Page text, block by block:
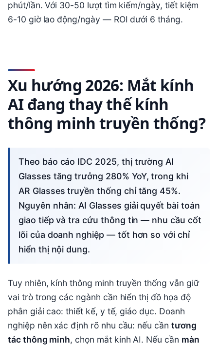
phút/lần. Với 30-50 lượt tìm kiếm/ngày, tiết kiệm
6-10 giờ lao động/ngày — ROI dưới 6 tháng.
Xu hướng 2026: Mắt kính
AI đang thay thế kính
thông minh truyền thống?
Theo báo cáo IDC 2025, thị trường AI
Glasses tăng trưởng 280% YoY, trong khi
AR Glasses truyền thống chỉ tăng 45%.
Nguyên nhân: AI Glasses giải quyết bài toán
giao tiếp và tra cứu thông tin — nhu cầu cốt
lõi của doanh nghiệp — tốt hơn so với chỉ
hiển thị nội dung.
Tuy nhiên, kính thông minh truyền thống vẫn giữ
vai trò trong các ngành cần hiển thị đồ họa độ
phân giải cao: thiết kế, y tế, giáo dục. Doanh
nghiệp nên xác định rõ nhu cầu: nếu cần tương
tác thông minh, chọn mắt kính AI. Nếu cần màn